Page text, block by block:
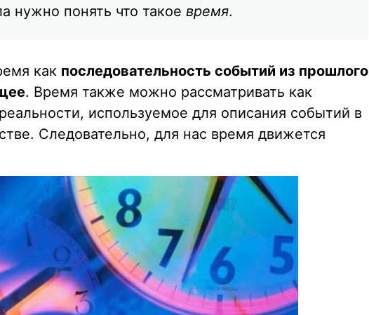
нужно понять что такое время.
как последовательность событий из прошлого
. Время также можно рассматривать как
используемое для описания событий в
Следовательно, для нас время движется